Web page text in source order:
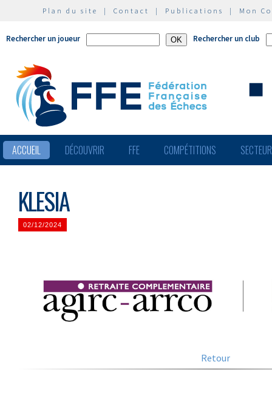
Plan du site | Contact | Publications | Mon
Rechercher un joueur Rechercher un club
ACCUEIL DÉCOUVRIR FFE COMPÉTITIONS
KLESIA
02/12/2024
Retour